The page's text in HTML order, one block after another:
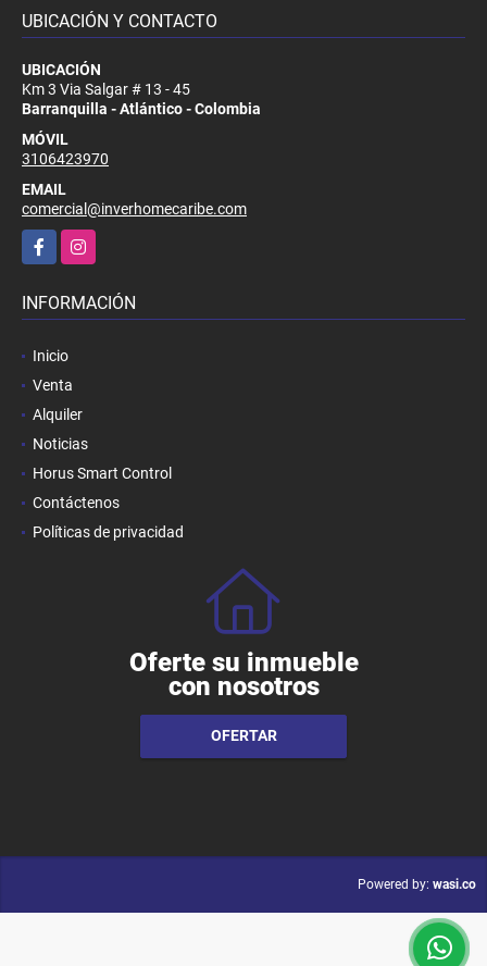
UBICACIÓN Y CONTACTO
UBICACIÓN
Km 3 Via Salgar # 13 - 45
Barranquilla - Atlántico - Colombia
MÓVIL
3106423970
EMAIL
comercial@inverhomecaribe.com
FacebookInstagram
INFORMACIÓN
Inicio
Venta
Alquiler
Noticias
Horus Smart Control
Contáctenos
Políticas de privacidad
Oferte su inmueble
con nosotros
OFERTAR
Powered by: wasi.co